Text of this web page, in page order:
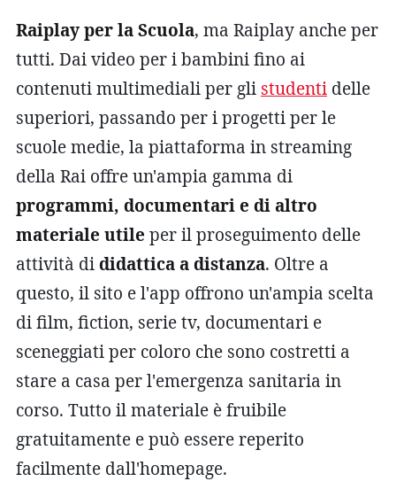
Raiplay per la Scuola, ma Raiplay anche per
tutti. Dai video per i bambini fino ai
contenuti multimediali per gli studenti delle
superiori, passando per i progetti per le
scuole medie, la piattaforma in streaming
della Rai offre un'ampia gamma di
programmi, documentari e di altro
materiale utile per il proseguimento delle
attività dididattica a distanza. Oltre a
questo, il sito e l'app offrono un'ampia scelta
di film, fiction, serie tv, documentari e
sceneggiati per coloro che sono costretti a
stare a casa per l'emergenza sanitaria in
corso. Tutto il materiale è fruibile
gratuitamente e può essere reperito
facilmente dall'homepage.